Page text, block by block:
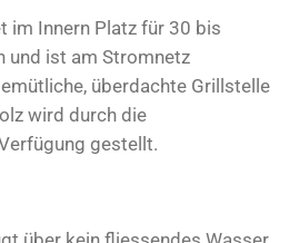
im Innern Platz für 30 bis
und ist am Stromnetz
überdachte Grillstelle
wird durch die
gestellt.